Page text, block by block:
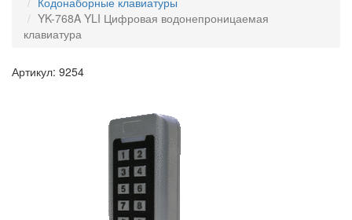
YK-768A YLI Цифровая водонепроницаемая
клавиатура
Артикул: 9254